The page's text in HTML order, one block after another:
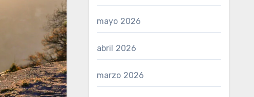
mayo 2026
abril 2026
marzo 2026